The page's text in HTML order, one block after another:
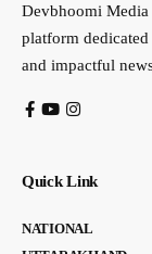
Devbhoomi Media
platform
and impactful
Quick Link
NATIONAL